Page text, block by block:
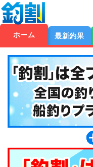
ホーム 最新釣果